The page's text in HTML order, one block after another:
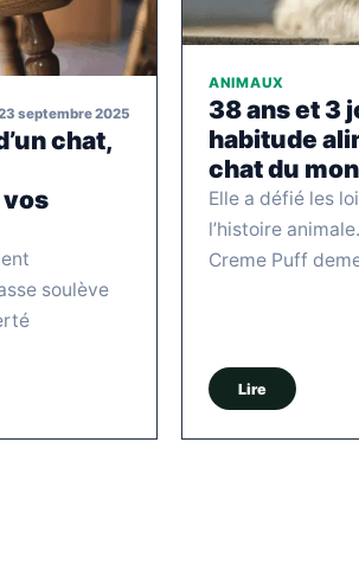
septembre 2025
chat,
soulève
ANIMAUX
38 ans et 3
habitude
chat du
Elle a défié les
l’histoire
Creme Puff
Lire